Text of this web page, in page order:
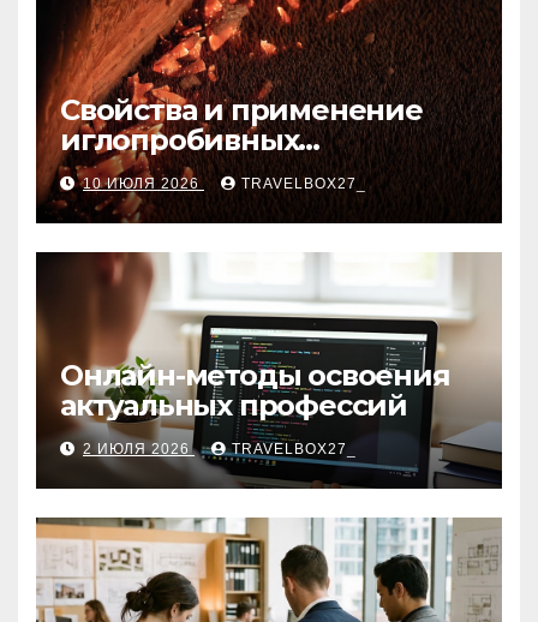
Свойства и применение
иглопробивных
базальтовых огнеупорных
матов
10 ИЮЛЯ 2026 TRAVELBOX27_
Онлайн-методы освоения
актуальных профессий
2 ИЮЛЯ 2026 TRAVELBOX27_